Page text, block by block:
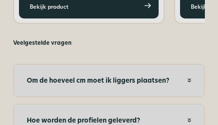
Bekijk product Bekijk
Veelgestelde vragen
Om de hoeveel cm moet ik liggers plaatsen?
Hoe worden de profielen geleverd?